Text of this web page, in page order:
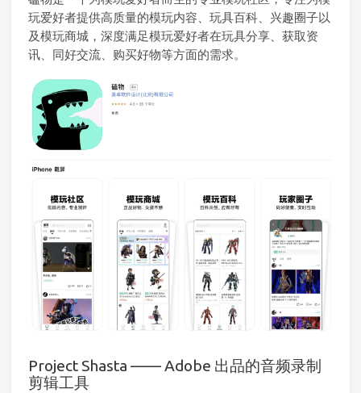
玩爱好者提供高质量的模玩内容、玩具百科、兴趣圈子以
及模玩商城，深度满足模玩爱好者在玩具分享、获取资
讯、同好交流、购买好物等方面的需求。
Project Shasta —— Adobe 出品的音频录制
剪辑工具